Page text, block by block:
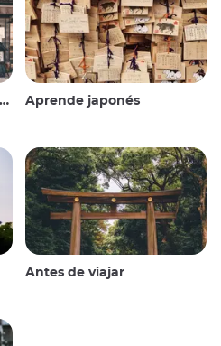
Aprende japonés
Antes de viajar